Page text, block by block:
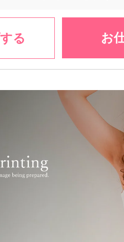
る お